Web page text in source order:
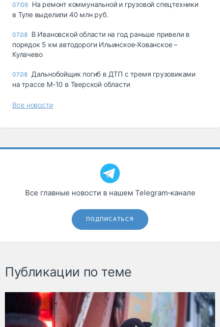
07:06 На ремонт коммунальной и грузовой спецтехники
в Туле выделили 40 млн руб.
07.08 В Ивановской области на год раньше привели в
порядок 5 км автодороги Ильинское-Хованское –
Кулачево
07.08 Дальнобойщик погиб в ДТП с тремя грузовиками
на трассе М-10 в Тверской области
Все новости
Все главные новости в нашем Telegram‑канале
ПОДПИСАТЬСЯ
Публикации по теме